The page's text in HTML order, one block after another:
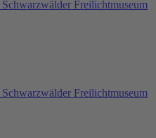
Schwarzwälder Freilichtmuseum
Schwarzwälder Freilichtmuseum